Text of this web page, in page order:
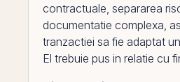
contractuale, separarea
documentatie complexa,
tranzactiei sa fie adaptat
El trebuie pus in relatie cu